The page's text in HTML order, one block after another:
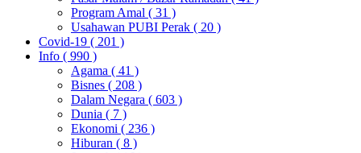
Program Amal ( 31 )
Usahawan PUBI Perak ( 20 )
Covid-19 ( 201 )
Info ( 990 )
Agama ( 41 )
Bisnes ( 208 )
Dalam Negara ( 603 )
Dunia ( 7 )
Ekonomi ( 236 )
Hiburan ( 8 )